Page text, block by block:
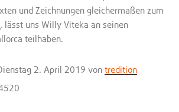
und Zeichnungen gleichermaßen zum
lässt uns Willy Viteka an seinen
teilhaben.
2. April 2019 vontredition